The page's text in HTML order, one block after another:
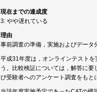
現在までの達成度
3: やや遅れている
理由
事前調査の準備，実施およびデータ
平成31年度は，オンラインテスト
う。比較検証については，解答に
び受験者へのアンケート調査をもと